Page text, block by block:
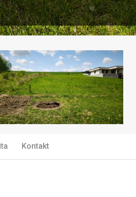
Kontakt